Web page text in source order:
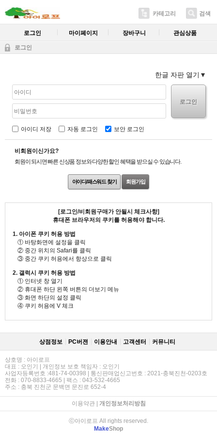
카테고리 검색
로그인 마이페이지 장바구니 관심상품
로그인
한글 자판 열기
로그인
아이디 저장 자동 로그인 보안 로그인
비회원이신가요?
회원이 되시면 빠른 신상품 정보와 다양한 할인 혜택을 받으실 수 있습니다.
아이디/패스워드 찾기 회원가입
[로그인/비회원구매가 안될시 체크사항]
휴대폰 브라우저의 쿠키를 허용해야 합니다.
1. 아이폰 쿠키 허용 방법
① 바탕화면에 설정을 클릭
② 중간 위치의 Safari를 클릭
③ 중간 쿠키 허용에서 항상으로 클릭
2. 갤럭시 쿠키 허용 방법
① 인터넷 창 열기
② 휴대폰 하단 왼쪽 버튼의 더보기 메뉴
③ 화면 하단의 설정 클릭
④ 쿠키 허용에 V 체크
상점정보 PC버젼 이용안내 고객센터 커뮤니티
상호명 : 아이로프
대표 : 오인기 | 개인정보 보호 책임자 : 오인기
사업자등록번호 :481-74-00398 | 통신판매업신고번호 : 2021-충북진천-0203호
전화 : 070-8833-4665 | 팩스 : 043-532-4665
주소 : 충북 진천군 문백면 문진로 652-4
이용약관| 개인정보처리방침
ⓒ아이로프 All rights reserved.
MakeShop